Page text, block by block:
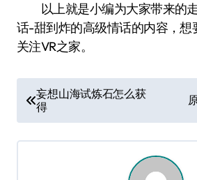
以上就是小编为大家带来的
话-甜到炸的高级情话的内容，想
关注VR之家。
章
导
妄想山海试炼石怎么获
得